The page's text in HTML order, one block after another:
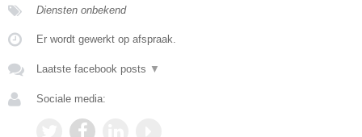
Diensten onbekend
Er wordt gewerkt op afspraak.
Laatste facebook posts ▼
Sociale media: